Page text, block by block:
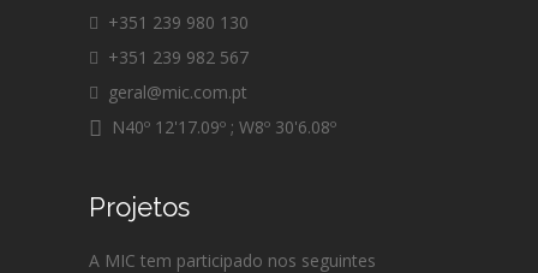
+351 239 980 130
+351 239 982 567
geral@mic.com.pt
N40º 12'17.09º ; W8º 30'6.08º
Projetos
A MIC tem participado nos seguintes